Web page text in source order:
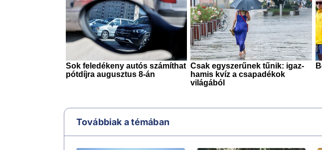
Továbbiak a témában